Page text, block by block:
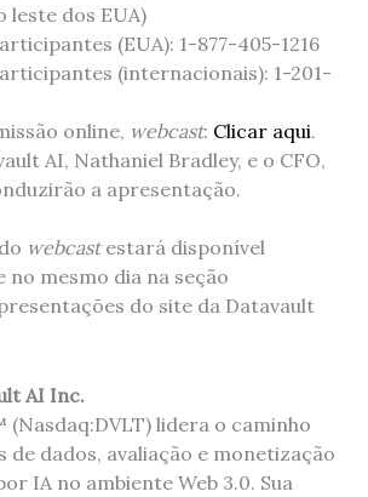
leste dos EUA)
(EUA): 1-877-405-1216
(internacionais): 1-201-
online, webcast: Clicar aqui.
AI, Nathaniel Bradley, e o CFO,
a apresentação.
webcastestará disponível
mesmo dia na seção
do site da Datavault
AI Inc.
lidera o caminho
de dados, avaliação e monetização
IA no ambiente Web 3.0. Sua